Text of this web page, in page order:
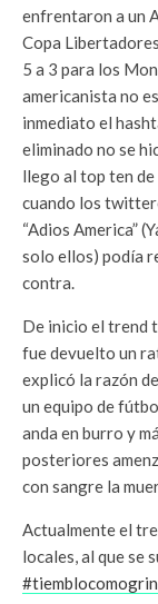
enfrentaron a un
Copa
5 a 3 para los
americanista no
inmediato el
eliminado no se
llego al top ten
cuando los
“Adios America”
solo ellos) podía
contra.
De inicio el trend
fue devuelto un
explicó la razón
un equipo de
anda en burro y
posteriores
con sangre la
Actualmente el
locales, al que se